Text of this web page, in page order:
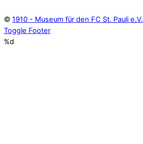
© 1910 - Museum für den FC St. Pauli e.V.
Toggle Footer
%d